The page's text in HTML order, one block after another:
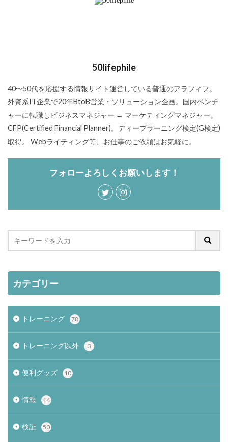
50lifephile
40〜50代を応援する情報サイト運営している普通のアラフィフ。
外資系IT企業で20年BtoB営業・ソリューション企画。国内ベンチ
ャーに転職しビジネスマネジャー → マーケティングマネジャー。
CFP(Certified Financial Planner)。ディープラーニング検定(G検定)
取得。 Webライティング等、お仕事のご依頼はお気軽に。
フォローよろしくお願いします！
カテゴリー
トレーニング 78
トレーニング以外 3
便利グッズ 10
情報 14
検証 50